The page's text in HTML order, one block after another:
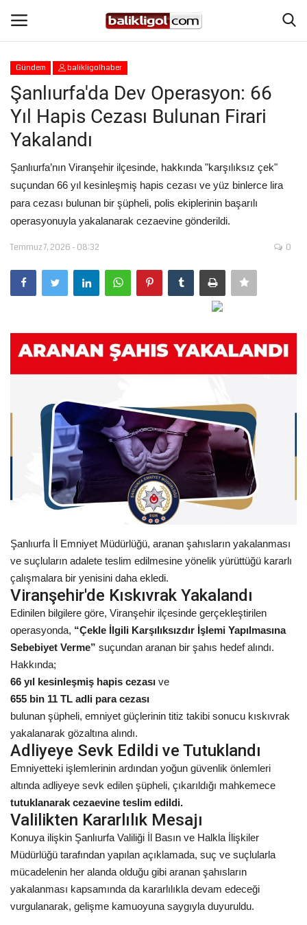
Giriş Yap
Anasayfa
Magazin
Şanlıurfa
Spor
Gündem
Ekonomi
Siyaset
Galeriler
Künye
Sağlık
İletişim
Kültür Sanat
Gündem balikligolhaber
Şanlıurfa'da Dev Operasyon: 66
Yıl Hapis Cezası Bulunan Firari
Yakalandı
Şanlıurfa’nın Viranşehir ilçesinde, hakkında "karşılıksız çek"
suçundan 66 yıl kesinleşmiş hapis cezası ve yüz binlerce lira
para cezası bulunan bir şüpheli, polis ekiplerinin başarılı
operasyonuyla yakalanarak cezaevine gönderildi.
Temmuz 7, 2026 - 08:32 0
Şanlıurfa İl Emniyet Müdürlüğü, aranan şahısların yakalanması
ve suçluların adalete teslim edilmesine yönelik yürüttüğü kararlı
çalışmalara bir yenisini daha ekledi.
Viranşehir'de Kıskıvrak Yakalandı
Edinilen bilgilere göre, Viranşehir ilçesinde gerçekleştirilen
operasyonda, “Çekle İlgili Karşılıksızdır İşlemi Yapılmasına
Sebebiyet Verme” suçundan aranan bir şahıs hedef alındı.
Hakkında;
66 yıl kesinleşmiş hapis cezası ve
655 bin 11 TL adli para cezası
bulunan şüpheli, emniyet güçlerinin titiz takibi sonucu kıskıvrak
yakalanarak gözaltına alındı.
Adliyeye Sevk Edildi ve Tutuklandı
Emniyetteki işlemlerinin ardından yoğun güvenlik önlemleri
altında adliyeye sevk edilen şüpheli, çıkarıldığı mahkemece
tutuklanarak cezaevine teslim edildi.
Valilikten Kararlılık Mesajı
Konuya ilişkin Şanlıurfa Valiliği İl Basın ve Halkla İlişkiler
Müdürlüğü tarafından yapılan açıklamada, suç ve suçlularla
mücadelenin her alanda olduğu gibi aranan şahısların
yakalanması kapsamında da kararlılıkla devam edeceği
vurgulanarak, gelişme kamuoyuna saygıyla duyuruldu.